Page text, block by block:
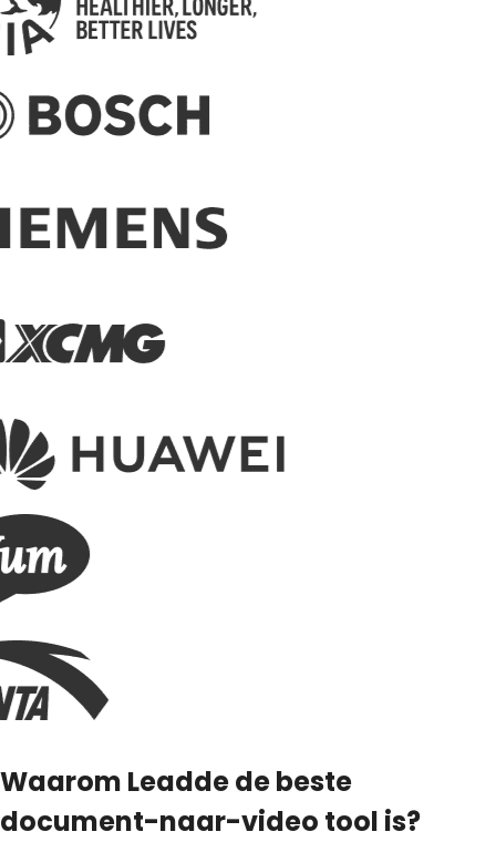
Waarom Leadde de beste
document-naar-video tool is?